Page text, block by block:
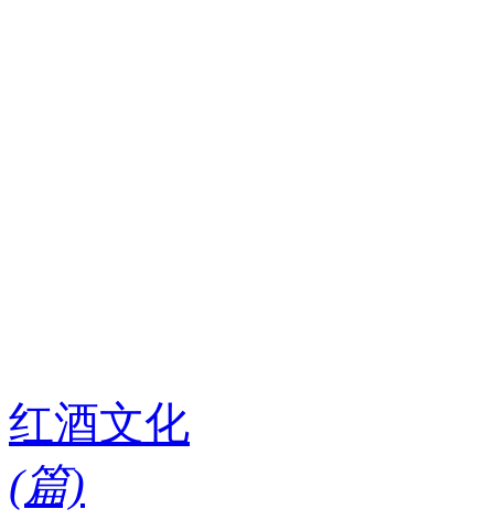
红酒文化
(篇)